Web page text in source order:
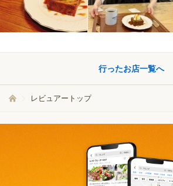
行ったお店一覧へ
レビュアートップ